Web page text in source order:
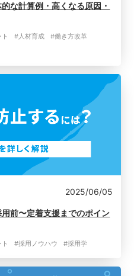
な計算例・高くなる原因・
#人材育成
#働き方改革
2025/06/05
前〜定着支援までのポイン
#採用ノウハウ #採用学